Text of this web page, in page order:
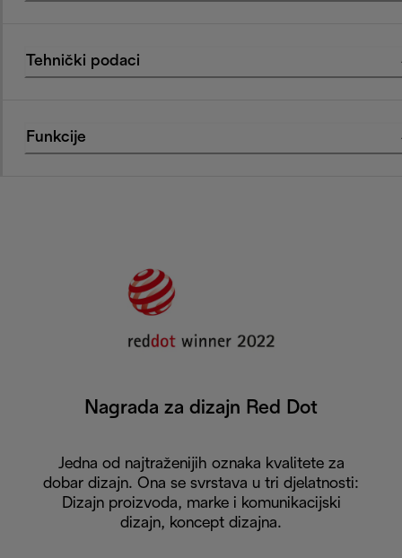
Tehnički podaci
Funkcije
Nagrada za dizajn Red Dot
Jedna od najtraženijih oznaka kvalitete za
dobar dizajn. Ona se svrstava u tri djelatnosti:
Dizajn proizvoda, marke i komunikacijski
dizajn, koncept dizajna.